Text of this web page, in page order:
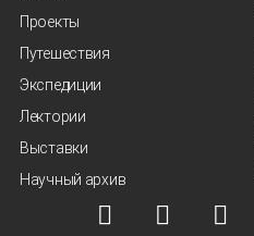
Проекты
Путешествия
Экспедиции
Лектории
Выставки
Научный архив